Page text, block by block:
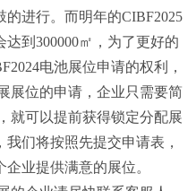
进行。而明年的CIBF2025
到300000㎡，为了更好的
电池展位申请的权利，
展位的申请，企业只需要简
就可以提前获得锁定分配展
们将按照先提交申请表，
业提供满意的展位。